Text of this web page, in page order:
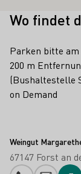
Wo findet
Parken bitte
200 m
(Bushaltestelle
on Demand
Weingut
67147 Forst an